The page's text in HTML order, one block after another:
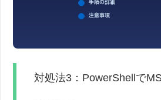
対処法3：PowerShellで